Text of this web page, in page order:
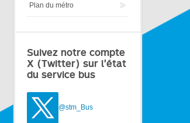
Plan du métro
Suivez notre compte
X (Twitter) sur l'état
du service bus
@stm_Bus